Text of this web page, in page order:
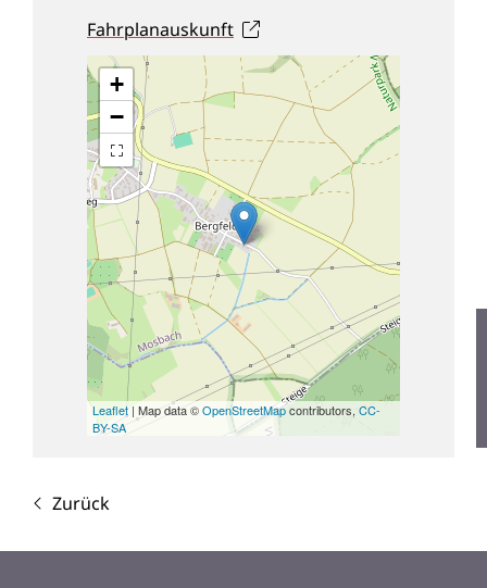
Fahrplanauskunft
+
−
Leaflet | Map data ©OpenStreetMapcontributors, CC-
BY-SA
Zurück